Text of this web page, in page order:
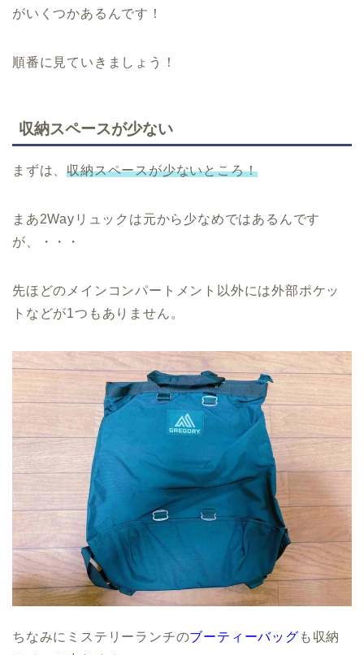
がいくつかあるんです！
順番に見ていきましょう！
収納スペースが少ない
まずは、収納スペースが少ないところ！
まあ2Wayリュックは元から少なめではあるんです
が、・・・
先ほどのメインコンパートメント以外には外部ポケッ
トなどが1つもありません。
ちなみにミステリーランチのブーティーバッグ も収納